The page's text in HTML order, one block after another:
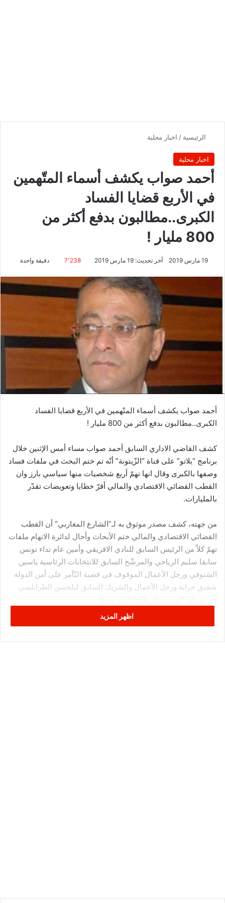
الرئيسية / اخبار محلية
اخبار محلية
أحمد صواب يكشف أسماء المتّهمين
في الأربع قضايا الفساد
الكبرى..مطالبون بدفع أكثر من
800 مليار !
19 مارس 2019 آخر تحديث: 19 مارس 2019 7٬238 دقيقة واحدة
أحمد صواب يكشف أسماء المتّهمين في الأربع قضايا الفساد
الكبرى..مطالبون بدفع أكثر من 800 مليار !
كشف القاضي الاداري السابق أحمد صواب مساء أمس الإثنين خلال
برنامج “بلاتو” على قناة “الزّيتونة” أنّه تم ختم البحث في ملفات فساد
وصفها بالكبرى وقال انها تهمّ أربع شخصيات منها سياسي بارز وان
القطب القضائي الاقتصادي والمالي أقرّ خطايا وتعويضات تقدّر
بالمليارات.
من جهته، كشف مصدر موثوق به لـ”الشارع المغاربي” أن القطب
القضائي الاقتصادي والمالي ختم الأبحاث وأحال لدائرة الاتهام ملفات
تهمّ كلاّ من الرئيس السابق للنادي الافريقي وأمين عام نداء تونس
سابقا سليم الرياحي والمرشّح السابق للانتخابات الرئاسية ياسين
الشنوفي ورجل الأعمال الموقوف في قضية التّآمر على أمن الدولة
شفيق جراية ورجل الأعمال والشريك السابق لبلحسن الطرابلسي
وأبرز المصدر أن قاضي تحقيق واحد نظر في القضايا المذكورة وان
اظهر المزيد